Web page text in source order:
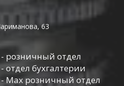
63
- розничный отдел
отдел бухгалтерии
- Max розничный отдел